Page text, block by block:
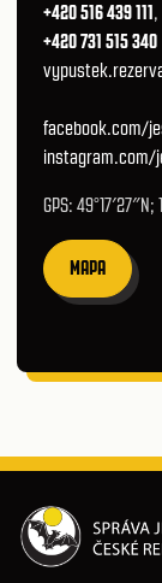
+420 516 439 111 ,
+420 731 515 340
facebook.com/
instagram.com/
GPS: 49°17′27″N;
MAPA